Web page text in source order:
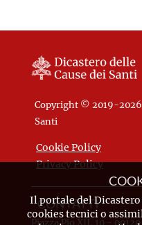
Copyright © 2019-2026
Santi
Cookie Policy
Privacy Policy
CONTATTI
Piazza Pio XII, 10 -
Il portale del
cookies tecnici o